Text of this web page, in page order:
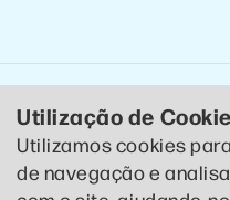
© 2020 CTCP . Todos os
Utilização de
Utilizamos cookies
de navegação e